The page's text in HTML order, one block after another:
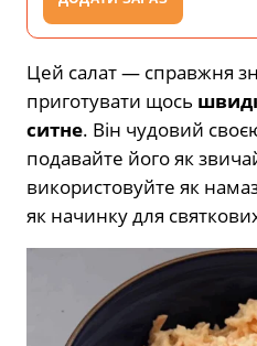
Цей салат — справжня
приготувати щось
ситне. Він чудовий
подавайте його як
використовуйте як
як начинку для